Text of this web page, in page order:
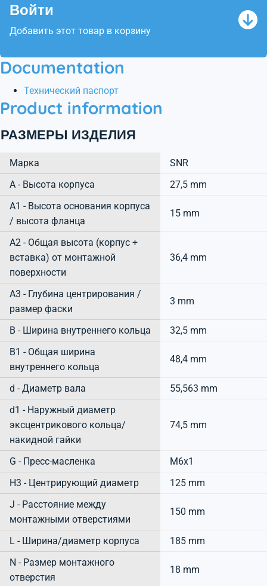
Войти
Добавить этот товар в корзину
Documentation
Технический паспорт
Product information
РАЗМЕРЫ ИЗДЕЛИЯ
Марка
SNR
А - Высота корпуса
27,5 mm
A1 - Высота основания корпуса
/ высота фланца
15 mm
A2 - Общая высота (корпус +
вставка) от монтажной
поверхности
36,4 mm
A3 - Глубина центрирования /
размер фаски
3 mm
B - Ширина внутреннего кольца
32,5 mm
B1 - Общая ширина
внутреннего кольца
48,4 mm
d - Диаметр вала
55,563 mm
d1 - Наружный диаметр
эксцентрикового кольца/
накидной гайки
74,5 mm
G - Пресс-масленка
M6x1
H3 - Центрирующий диаметр
125 mm
J - Расстояние между
монтажными отверстиями
150 mm
L - Ширина/диаметр корпуса
185 mm
N - Размер монтажного
отверстия
18 mm